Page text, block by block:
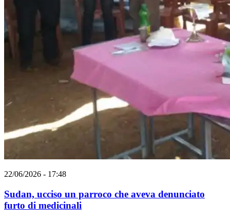
22/06/2026 - 17:48
Sudan, ucciso un parroco che aveva denunciato
furto di medicinali